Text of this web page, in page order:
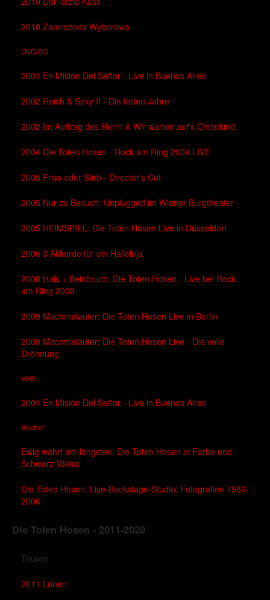
2010 Zamrozona Wyborowa
DVD/BD
2001 En Misión Del Señor - Live in Buenos Aires
2002 Reich & Sexy II - Die fetten Jahre
2002 Im Auftrag des Herrn & Wir warten auf's Christkind
2004 Die Toten Hosen - Rock am Ring 2004 LIVE
2005 Friss oder Stirb - Director's Cut
2005 Nur zu Besuch: Unplugged im Wiener Burgtheater
2005 HEIMSPIEL: Die Toten Hosen Live in Düsseldorf
2006 3 Akkorde für ein Halleluja
2008 Hals + Beinbruch: Die Toten Hosen - Live bei Rock
am Ring 2008
2009 Machmalauter: Die Toten Hosen Live in Berlin
2009 Machmalauter: Die Toten Hosen Live - Die volle
Dröhnung
VHS
2001 En Misión Del Señor - Live in Buenos Aires
Bücher
Ewig währt am längsten. Die Toten Hosen in Farbe und
Schwarz-Weiss
Die Toten Hosen. Live-Backstage-Studio: Fotografien 1986-
2006
Die Toten Hosen - 2011-2020
Touren
2011 Lünen